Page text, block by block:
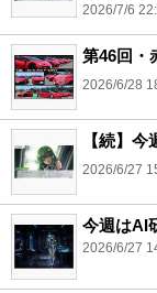
2026/7/6
第46回・
2026/6/28
【続】
2026/6/27
今週はAI
2026/6/27